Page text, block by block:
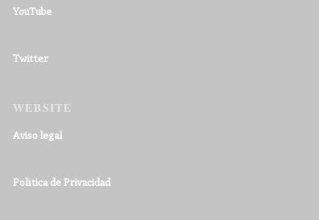
YouTube
Twitter
WEBSITE
Aviso legal
Política de Privacidad